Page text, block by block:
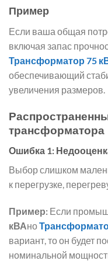
Пример
Если ваша общая
включая запас
Трансформатор 75
обеспечивающий
увеличения размеров.
трансформатора
Ошибка 1:
Выбор слишком
к перегрузке,
Пример: Если
кВАно
вариант, то он будет
номинальной